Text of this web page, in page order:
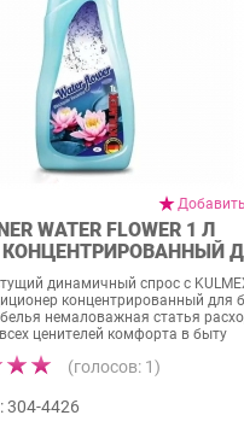
WATER FLOWER 1 Л
динамичный спрос с
концентрированный для
немаловажная статья
ценителей комфорта в быту
(голосов: 1)
304-4426